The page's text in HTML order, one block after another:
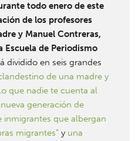
todo enero de este
de los profesores
y Manuel Contreras,
Escuela de Periodismo
dividido en seis grandes
de una madre y
que nadie te cuenta al
generación de
inmigrantes que albergan
migrantes”y una